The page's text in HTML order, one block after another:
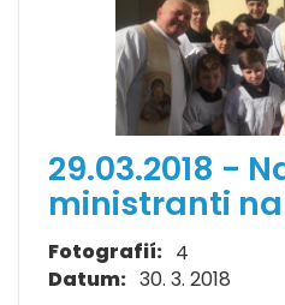
29.03.2018 -
ministranti
Fotografií: 4
Datum: 30. 3. 2018